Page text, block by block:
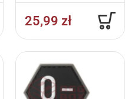
25,99zł